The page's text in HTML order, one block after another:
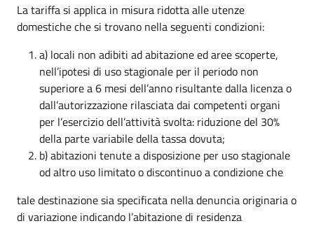
La tariffa si applica in misura ridotta alle utenze
domestiche che si trovano nella seguenti condizioni:
a) locali non adibiti ad abitazione ed aree scoperte,
nell’ipotesi di uso stagionale per il periodo non
superiore a 6 mesi dell’anno risultante dalla licenza o
dall’autorizzazione rilasciata dai competenti organi
per l’esercizio dell’attività svolta: riduzione del 30%
della parte variabile della tassa dovuta;
b) abitazioni tenute a disposizione per uso stagionale
od altro uso limitato o discontinuo a condizione che
tale destinazione sia specificata nella denuncia originaria o
di variazione indicando l’abitazione di residenza